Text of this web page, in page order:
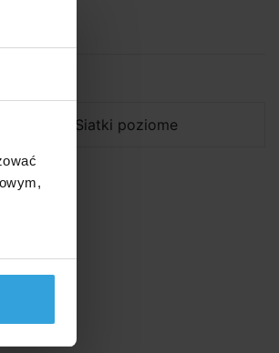
Siatki poziome